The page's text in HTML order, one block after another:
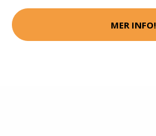
MER INFO!